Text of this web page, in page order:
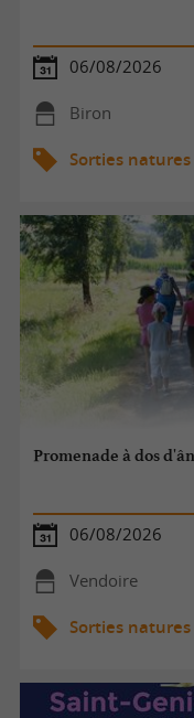
06/08/2026
Biron
Sorties natures
Promenade à dos
06/08/2026
Vendoire
Sorties natures